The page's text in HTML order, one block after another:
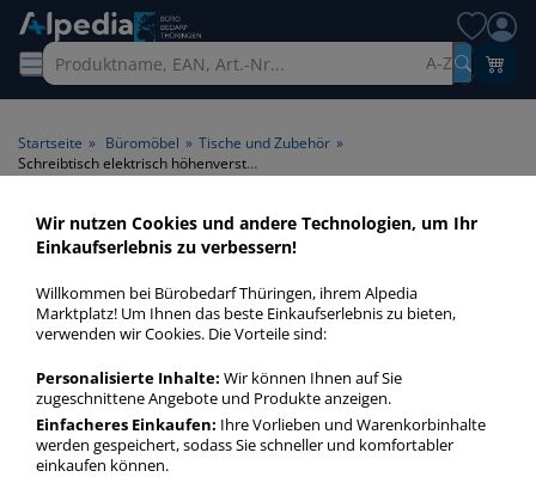
A-Z
Startseite » Büromöbel » Tische und Zubehör »
Schreibtisch elektrisch höhenverstellbar
Schreibtisch elektrisch
höhenverstellbar >
Höhenverstellung elektrisch
höhenverstellbar
Schreibtisch elektrisch höhenverstellbar in bester Qualität
zum günstigen Preis. Finden Sie schnell Schreibtisch
elektrisch höhenverstellbar mit unserer Filter-Funktion.
Wir nutzen Cookies und andere Technologien, um Ihr
Einkaufserlebnis zu verbessern!
Willkommen bei Bürobedarf Thüringen, ihrem Alpedia
Marktplatz! Um Ihnen das beste Einkaufserlebnis zu bieten,
verwenden wir Cookies. Die Vorteile sind:
Personalisierte Inhalte: Wir können Ihnen auf Sie
zugeschnittene Angebote und Produkte anzeigen.
Einfacheres Einkaufen: Ihre Vorlieben und Warenkorbinhalte
werden gespeichert, sodass Sie schneller und komfortabler
einkaufen können.